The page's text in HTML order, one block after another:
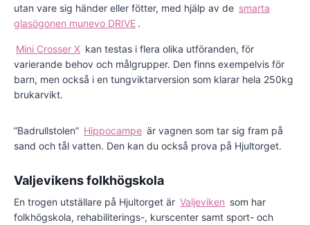
utan vare sig händer eller fötter, med hjälp av de smarta
glasögonen munevo DRIVE .
Mini Crosser X kan testas i flera olika utföranden, för
varierande behov och målgrupper. Den finns exempelvis för
barn, men också i en tungviktarversion som klarar hela 250kg
brukarvikt.
”Badrullstolen” Hippocampe är vagnen som tar sig fram på
sand och tål vatten. Den kan du också prova på Hjultorget.
Valjevikens folkhögskola
En trogen utställare på Hjultorget är Valjeviken som har
folkhögskola, rehabiliterings-, kurscenter samt sport- och